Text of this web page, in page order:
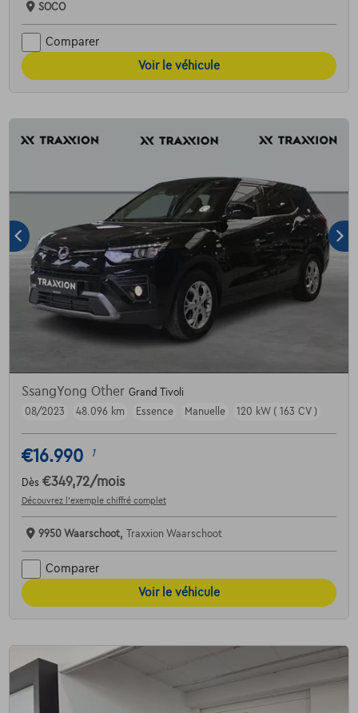
SOCO
Comparer
Voir le véhicule
SsangYong Other Grand Tivoli
08/2023
48.096 km Essence Manuelle 120 kW ( 163 CV )
€16.990 1
Dès €349,72/mois
Découvrez l’exemple chiffré complet
9950 Waarschoot, Traxxion Waarschoot
Comparer
Voir le véhicule